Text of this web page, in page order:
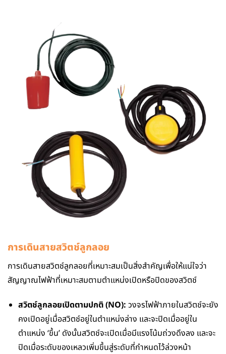
การเดินสายสวิตช์ลูกลอย
การเดินสายสวิตช์ลูกลอยที่เหมาะสมเป็นสิ่งสําคัญเพื่อให้แน่ใจว่า
สัญญาณไฟฟ้าที่เหมาะสมตามตําแหน่งเปิดหรือปิดของสวิตช์
สวิตช์ลูกลอยเปิดตามปกติ (NO): วงจรไฟฟ้าภายในสวิตช์จะยัง
คงเปิดอยู่เมื่อสวิตช์อยู่ในตำแหน่งล่าง และจะปิดเมื่ออยู่ใน
ตำแหน่ง ‘ขึ้น’ ดังนั้นสวิตช์จะเปิดเมื่อมีแรงโน้มถ่วงดึงลง และจะ
ปิดเมื่อระดับของเหลวเพิ่มขึ้นสู่ระดับที่กำหนดไว้ล่วงหน้า